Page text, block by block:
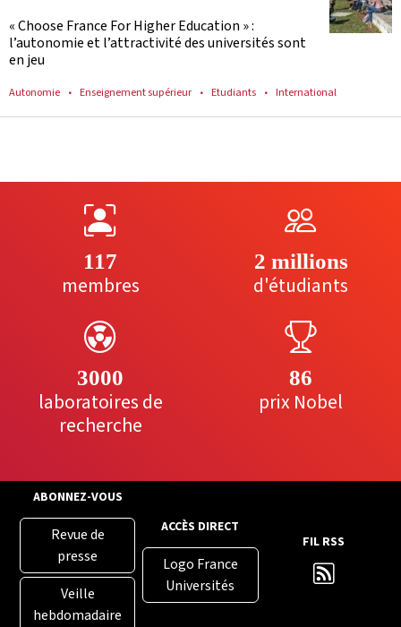
« Choose France For Higher Education » :
l’autonomie et l’attractivité des universités sont
en jeu
Autonomie Enseignement supérieur Etudiants International
117
membres
2 millions
d'étudiants
3000
laboratoires de
recherche
86
prix Nobel
ABONNEZ-VOUS
Revue de
presse
Veille
hebdomadaire
ACCÈS DIRECT
Logo France
Universités
FIL RSS